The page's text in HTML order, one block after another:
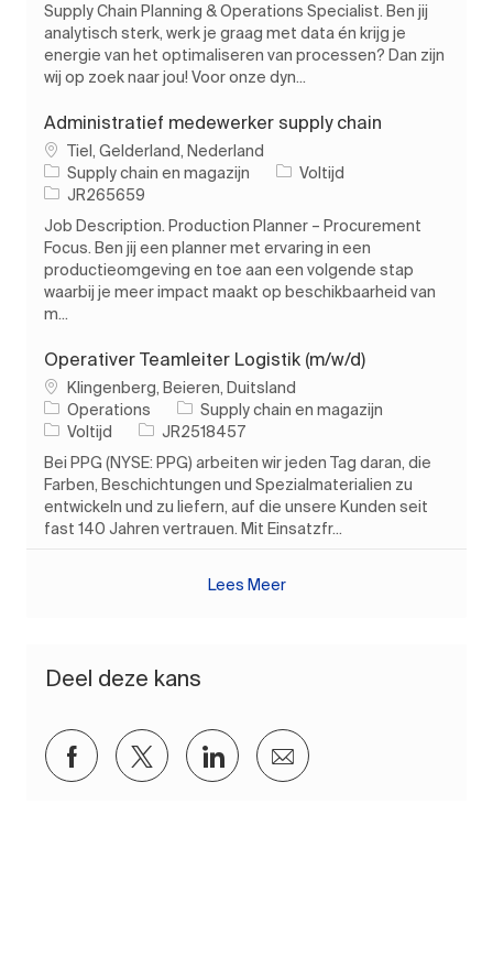
Supply Chain Planning & Operations Specialist. Ben jij
analytisch sterk, werk je graag met data én krijg je
energie van het optimaliseren van processen? Dan zijn
wij op zoek naar jou! Voor onze dyn...
Administratief medewerker supply chain
PlaatsTiel, Gelderland, Nederland
Categorie
Supply chain en magazijn Soort baan
Voltijd
Taak-ID
JR265659
Job Description. Production Planner – Procurement
Focus. Ben jij een planner met ervaring in een
productieomgeving en toe aan een volgende stap
waarbij je meer impact maakt op beschikbaarheid van
m...
Operativer Teamleiter Logistik (m/w/d)
PlaatsKlingenberg, Beieren, Duitsland
Operations
Categorie
Supply chain en magazijn
Soort baan
Voltijd Taak-ID
JR2518457
Bei PPG (NYSE: PPG) arbeiten wir jeden Tag daran, die
Farben, Beschichtungen und Spezialmaterialien zu
entwickeln und zu liefern, auf die unsere Kunden seit
fast 140 Jahren vertrauen. Mit Einsatzfr...
Lees Meer
Deel deze kans
Delen via Facebook
Delen via twitter
Delen via LinkedIn
Delen via e-mail